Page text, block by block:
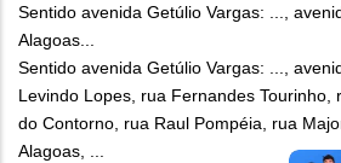
Sentido avenida Getúlio Vargas: ...,
Alagoas...
Sentido avenida Getúlio Vargas: ...,
Levindo Lopes, rua Fernandes Tourinho,
do Contorno, rua Raul Pompéia, rua
Alagoas, ...